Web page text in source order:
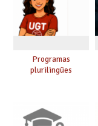
Programas
plurilingües